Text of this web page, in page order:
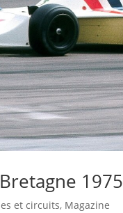
1975
et circuits, Magazine